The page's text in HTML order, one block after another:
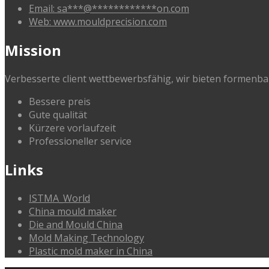
Email: sa***@************on.com
Web: www.mouldprecision.com
Mission
Verbesserte client wettbewerbsfähig, wir bieten
Bessere preis
Gute qualität
Kürzere vorlaufzeit
Professioneller service
Links
ISTMA_World
China mould maker
Die and Mould China
Mold Making Technology
Plastic mold maker in China